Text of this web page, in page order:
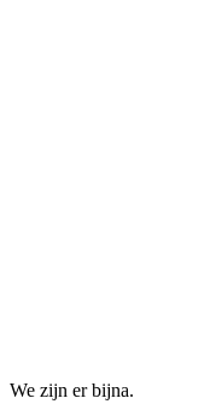
We zijn er bijna.